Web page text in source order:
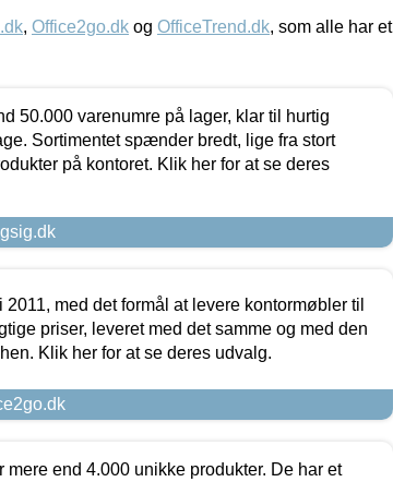
, Office2go.dk og OfficeTrend.dk, som alle har et
50.000 varenumre på lager, klar til hurtig
Sortimentet spænder bredt, lige fra stort
på kontoret. Klik her for at se deres
med det formål at levere kontormøbler til
priser, leveret med det samme og med den
Klik her for at se deres udvalg.
mere end 4.000 unikke produkter. De har et